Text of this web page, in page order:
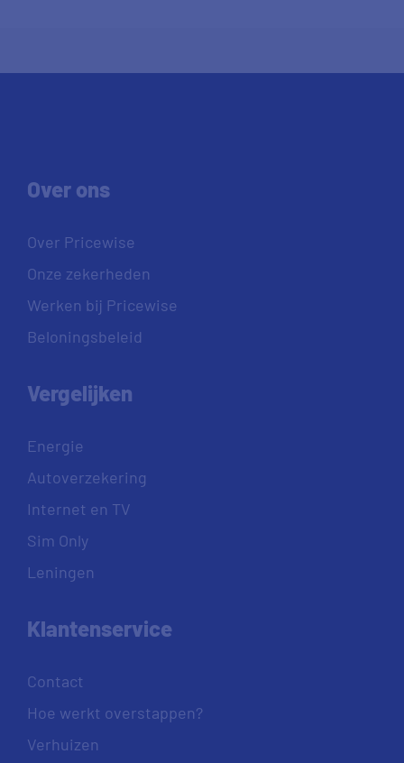
Over ons
Over Pricewise
Onze zekerheden
Werken bij Pricewise
Beloningsbeleid
Vergelijken
Energie
Autoverzekering
Internet en TV
Sim Only
Leningen
Klantenservice
Contact
Hoe werkt overstappen?
Verhuizen